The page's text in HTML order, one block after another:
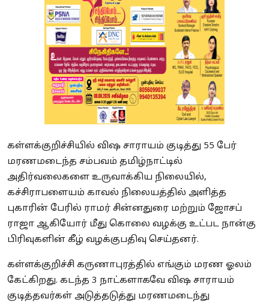
கள்ளக்குறிச்சியில் விஷ சாராயம் குடித்து 55 பேர்
மரணமடைந்த சம்பவம் தமிழ்நாட்டில்
அதிர்வலைகளை உருவாக்கிய நிலையில்,
கச்சிராபளையம் காவல் நிலையத்தில் அளித்த
புகாரின் பேரில் ராமர் சின்னதுரை மற்றும் ஜோசப்
ராஜா ஆகியோர் மீது கொலை வழக்கு உட்பட நான்கு
பிரிவுகளின் கீழ் வழக்குபதிவு செய்தனர்.
கள்ளக்குறிச்சி கருணாபுரத்தில் எங்கும் மரண ஓலம்
கேட்கிறது. கடந்த 3 நாட்களாகவே விஷ சாராயம்
குடித்தவர்கள் அடுத்தடுத்து மரணமடைந்து